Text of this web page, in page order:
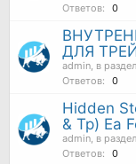
Ответов:
0
ДЛЯ
admin , в
Ответов:
0
Hidden
& Tp) Ea
admin , в
Ответов:
0